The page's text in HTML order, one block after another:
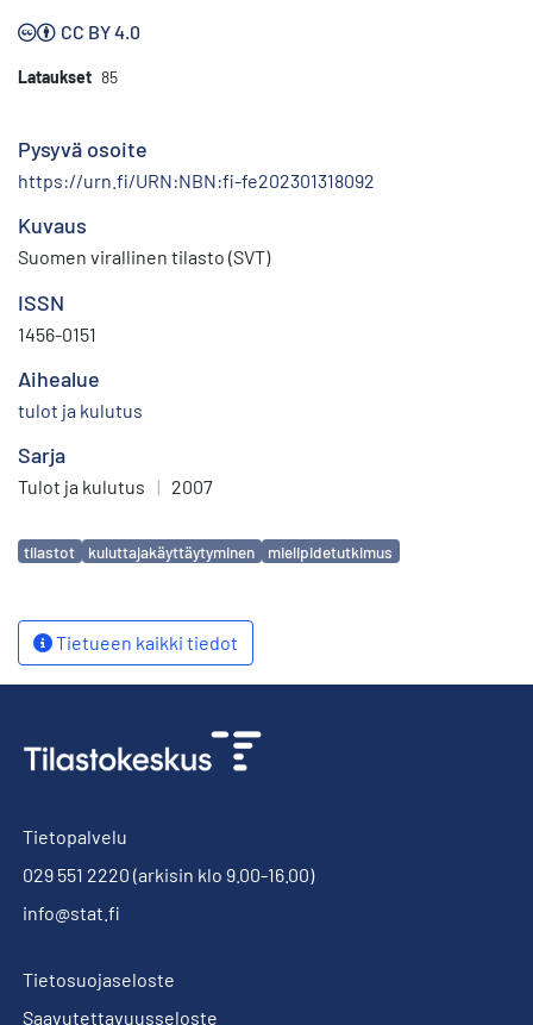
CC BY 4.0
Lataukset 85
Pysyvä osoite
https://urn.fi/URN:NBN:fi-fe202301318092
Kuvaus
Suomen virallinen tilasto (SVT)
ISSN
1456-0151
Aihealue
tulot ja kulutus
Sarja
Tulot ja kulutus | 2007
Avainsanat
tilastot kuluttajakäyttäytyminen mielipidetutkimus
Tietueen kaikki tiedot
Tietopalvelu
029 551 2220 (arkisin klo 9.00-16.00)
info@stat.fi
Tietosuojaseloste
Saavutettavuusseloste